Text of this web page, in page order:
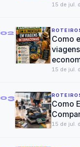
15 de jul.
02
Como
15 de jul.
03
Como
15 de jul.